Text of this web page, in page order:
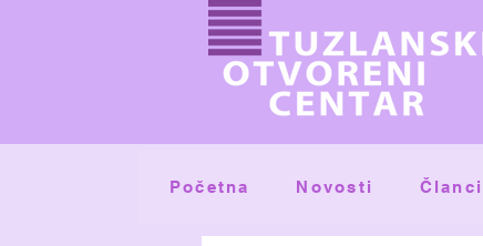
Početna Novosti Članci